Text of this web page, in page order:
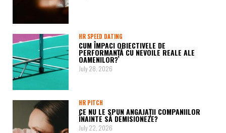
HR SPEED DATING
CUM ÎMPACI OBIECTIVELE DE
PERFORMANȚĂ CU NEVOILE REALE ALE
OAMENILOR?
July 28, 2026
HR PITCH
CE NU LE SPUN ANGAJAȚII COMPANIILOR
ÎNAINTE SĂ DEMISIONEZE?
July 22, 2026